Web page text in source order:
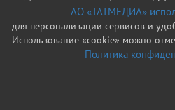
АО «ТАТМЕДИА»
для персонализации сервисов и
Использование «cookie» можно
Политика